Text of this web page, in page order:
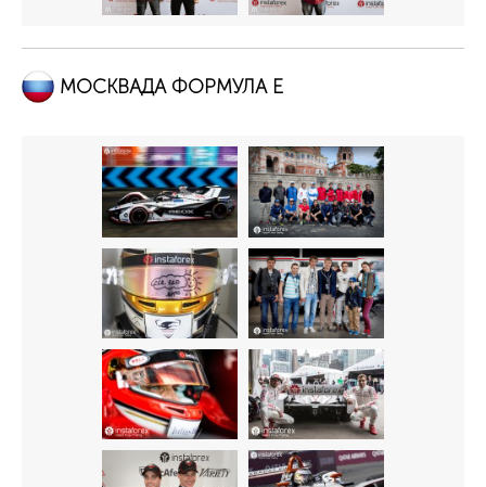
МОСКВАДА ФОРМУЛА Е